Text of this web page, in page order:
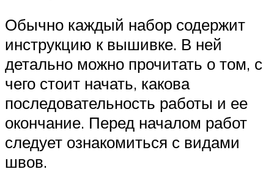
Обычно каждый набор содержит
инструкцию к вышивке. В ней
детально можно прочитать о том, с
чего стоит начать, какова
последовательность работы и ее
окончание. Перед началом работ
следует ознакомиться с видами
швов.